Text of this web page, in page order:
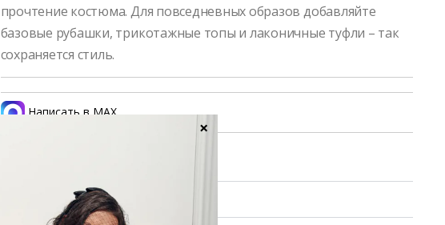
прочтение костюма. Для повседневных образов добавляйте
базовые рубашки, трикотажные топы и лаконичные туфли – так
сохраняется стиль.
Написать в MAX
Оформление заказа
×